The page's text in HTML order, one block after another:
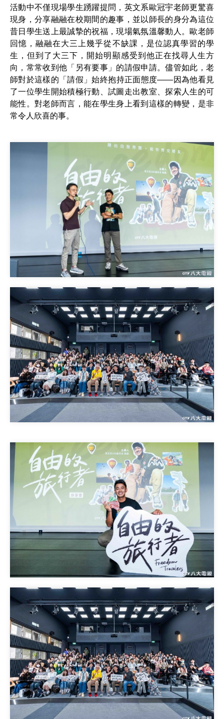
活動中不僅現場學生踴躍提問，英文系歐冠宇老師更驚喜
現身，分享融融在校期間的趣事，並以師長的身分為這位
昔日學生送上最誠摯的祝福，現場氣氛溫馨動人。歐老師
回憶，融融在大三上幾乎從不缺課，是位認真學習的學
生，但到了大三下，開始明顯感受到他正在找尋人生方
向，常常收到他「另有要事」的請假申請。儘管如此，老
師對於這樣的「請假」始終抱持正面態度——因為他看見
了一位學生開始積極行動、試圖走出教室、探索人生的可
能性。對老師而言，能在學生身上看到這樣的轉變，是非
常令人欣喜的事。